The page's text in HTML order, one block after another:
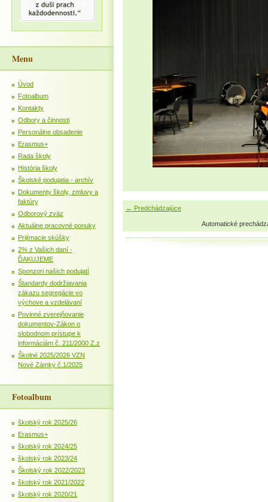
← Predchádzajúce
Automatické
Menu
Úvod
Fotoalbum
Kontakty
Odbory a činnosti
Personálne obsadenie
Erasmus+
Rada školy
História školy
Školské podujatia - archív
Dokumenty školy, zmluvy a
faktúry
Odborový zväz
Aktuálne pracovné ponuky
Prijímacie skúšky
2% z Vašich daní -
ĎAKUJEME
Sponzori našich podujatí
Štandardy dodržiavania
zákazu segregácie vo
výchove a vzdelávaní
Povinné zverejňovanie
dokumentov-Zákon o
slobodnom prístupe k
informáciám č. 211/2000 Z.z
Školné 2025/2026 VZN
Nové Zámky č.1/2025
Fotoalbum
školský rok 2025/26
Erasmus+
školský rok 2024/25
školský rok 2023/24
Školský rok 2022/2023
školský rok 2021/2022
školský rok 2020/21